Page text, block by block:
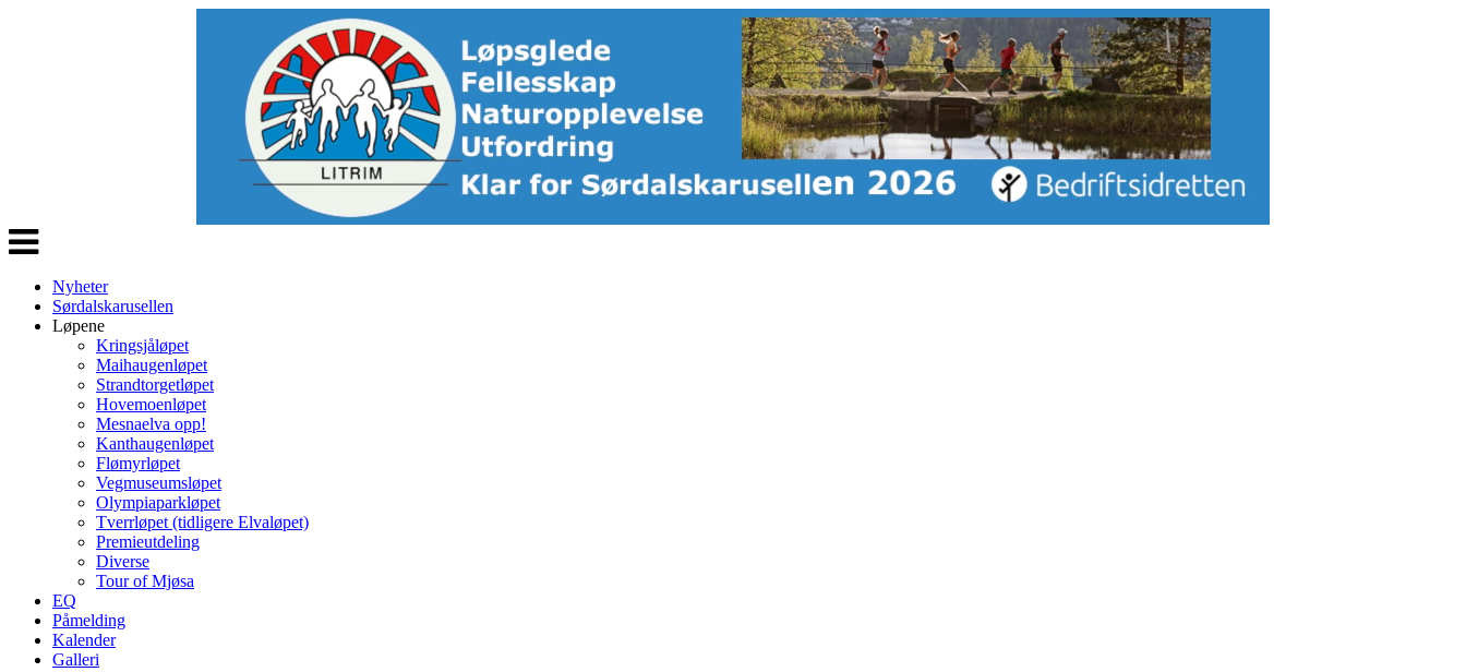
Veksle
navigasjon
Nyheter
Sørdalskarusellen
Løpene
Kringsjåløpet
Maihaugenløpet
Strandtorgetløpet
Hovemoenløpet
Mesnaelva opp!
Kanthaugenløpet
Flømyrløpet
Vegmuseumsløpet
Olympiaparkløpet
Tverrløpet (tidligere Elvaløpet)
Premieutdeling
Diverse
Tour of Mjøsa
EQ
Påmelding
Kalender
Galleri